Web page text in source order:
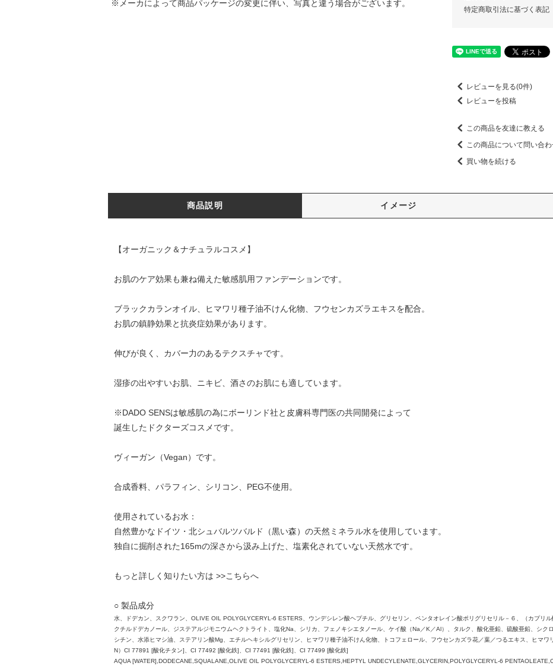
※メーカによって商品パッケージの変更に伴い、写真と違う場合がございます。
特定商取引法に基づく表記
レビューを見る(0件)
レビューを投稿
この商品を友達に教える
この商品について問い合わ
買い物を続ける
商品説明 イメージ
【オーガニック＆ナチュラルコスメ】
お肌のケア効果も兼ね備えた敏感肌用ファンデーションです。
ブラックカランオイル、ヒマワリ種子油不けん化物、フウセンカズラエキスを配合。
お肌の鎮静効果と抗炎症効果があります。
伸びが良く、カバー力のあるテクスチャです。
湿疹の出やすいお肌、ニキビ、酒さのお肌にも適しています。
※DADO SENSは敏感肌の為にボーリンド社と皮膚科専門医の共同開発によって
誕生したドクターズコスメです。
ヴィーガン（Vegan）です。
合成香料、パラフィン、シリコン、PEG不使用。
使用されているお水：
自然豊かなドイツ・北シュバルツバルド（黒い森）の天然ミネラル水を使用しています。
独自に掘削された165mの深さから汲み上げた、塩素化されていない天然水です。
もっと詳しく知りたい方は >>こちらへ
○ 製品成分
水、ドデカン、スクワラン、OLIVE OIL POLYGLYCERYL-6 ESTERS、ウンデシレン酸ヘプチル、グリセリン、ペンタオレイン酸ポリグリセリル－６、（カプリ
クチルドデカノール、ジステアルジモニウムヘクトライト、塩化Na、シリカ、フェノキシエタノール、ケイ酸（Na／K／Al）、タルク、酸化亜鉛、硫酸亜鉛、シク
シチン、水添ヒマシ油、ステアリン酸Mg、エチルヘキシルグリセリン、ヒマワリ種子油不けん化物、トコフェロール、フウセンカズラ花／葉／つるエキス、ヒマワ
N）CI 77891 [酸化チタン]、CI 77492 [酸化鉄]、CI 77491 [酸化鉄]、CI 77499 [酸化鉄]
AQUA [WATER],DODECANE,SQUALANE,OLIVE OIL POLYGLYCERYL-6 ESTERS,HEPTYL UNDECYLENATE,GLYCERIN,POLYGLYCERYL-6